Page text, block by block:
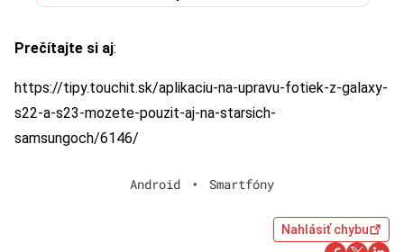
Prečítajte si aj:
https://tipy.touchit.sk/aplikaciu-na-upravu-fotiek-z-galaxy-
s22-a-s23-mozete-pouzit-aj-na-starsich-
samsungoch/6146/
Android • Smartfóny
Nahlásiť chybu